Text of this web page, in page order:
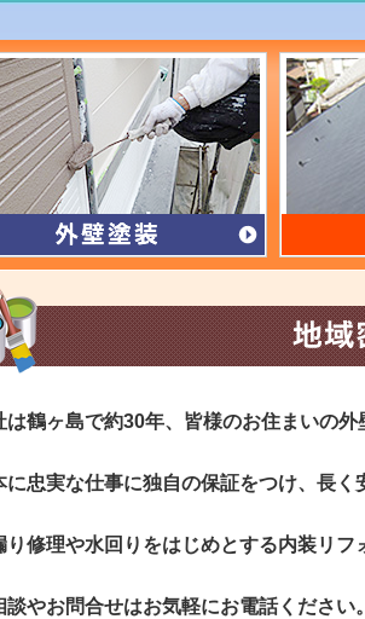
は鶴ヶ島で約30年、皆様のお住まいの
に忠実な仕事に独自の保証をつけ、長
り修理や水回りをはじめとする内装リフ
談やお問合せはお気軽にお電話ください